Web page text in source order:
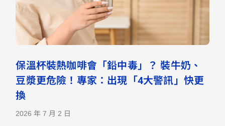
保溫杯裝熱咖啡會「鉛中毒」？ 裝牛奶、
豆漿更危險！專家：出現「4大警訊」快更
換
2026 年 7 月 2 日